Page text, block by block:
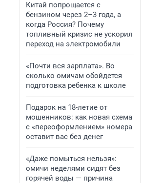
Китай попрощается с
бензином через 2–3 года, а
когда Россия? Почему
топливный кризис не ускорил
переход на электромобили
«Почти вся зарплата». Во
сколько омичам обойдется
подготовка ребенка к школе
Подарок на 18-летие от
мошенников: как новая схема
с «переоформлением» номера
оставит вас без денег
«Даже помыться нельзя»:
омичи неделями сидят без
горячей воды — причина